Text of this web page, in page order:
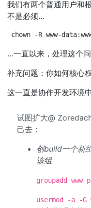
我们有两个普通用户和
不是必须…
chown -R www-
…一直以来，处理这个
补充问题：你如何核心
这一直是协作开发环境
试图扩大@
己去：
创build一个新
该组
groupadd www-
usermod -a -G